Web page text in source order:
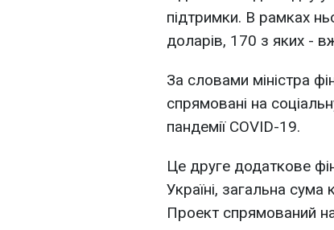
підтримки. В рамках
доларів, 170 з яких -
За словами міністра
спрямовані на
пандемії COVID-19.
Це друге додаткове
Україні, загальна
Проект спрямований